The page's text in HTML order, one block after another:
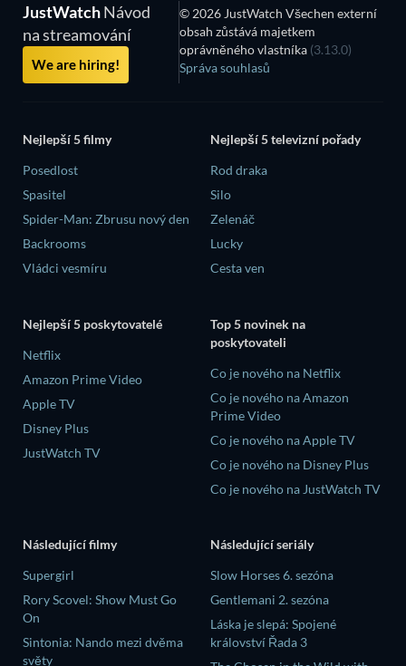
JustWatchNávod
na streamování
We are hiring!
© 2026 JustWatch Všechen externí
obsah zůstává majetkem
oprávněného vlastníka (3.13.0)
Správa souhlasů
Nejlepší 5 filmy
Posedlost
Spasitel
Spider-Man: Zbrusu nový den
Backrooms
Vládci vesmíru
Nejlepší 5 televizní pořady
Rod draka
Silo
Zelenáč
Lucky
Cesta ven
Nejlepší 5 poskytovatelé
Netflix
Amazon Prime Video
Apple TV
Disney Plus
JustWatch TV
Top 5 novinek na
poskytovateli
Co je nového na Netflix
Co je nového na Amazon
Prime Video
Co je nového na Apple TV
Co je nového na Disney Plus
Co je nového na JustWatch TV
Následující filmy
Supergirl
Rory Scovel: Show Must Go
On
Sintonia: Nando mezi dvěma
světy
Následující seriály
Slow Horses 6. sezóna
Gentlemani 2. sezóna
Láska je slepá: Spojené
království Řada 3